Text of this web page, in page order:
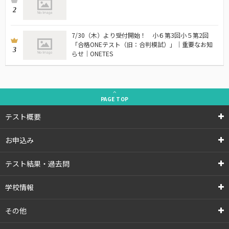
2
3
7/30（木）より受付開始！ 小６第3回小５第2回
「合格ONEテスト（旧：合判模試）」｜重要なお知
らせ｜ONETES
PAGE TOP
テスト概要
お申込み
テスト結果・過去問
学校情報
その他